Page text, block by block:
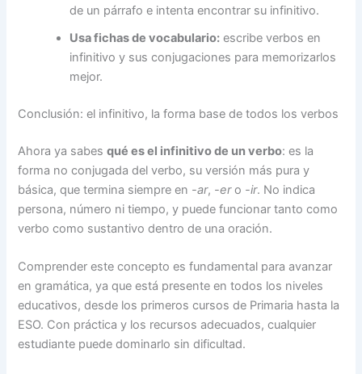
de un párrafo e intenta encontrar su infinitivo.
Usa fichas de vocabulario: escribe verbos en
infinitivo y sus conjugaciones para memorizarlos
mejor.
Conclusión: el infinitivo, la forma base de todos los verbos
Ahora ya sabesqué es el infinitivo de un verbo: es la
forma no conjugada del verbo, su versión más pura y
básica, que termina siempre en -ar, -ero -ir. No indica
persona, número ni tiempo, y puede funcionar tanto como
verbo como sustantivo dentro de una oración.
Comprender este concepto es fundamental para avanzar
en gramática, ya que está presente en todos los niveles
educativos, desde los primeros cursos de Primaria hasta la
ESO. Con práctica y los recursos adecuados, cualquier
estudiante puede dominarlo sin dificultad.